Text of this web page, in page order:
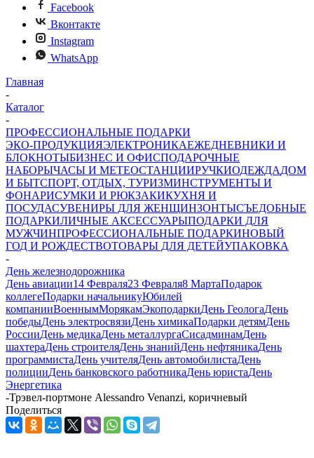
Facebook
Вконтакте
Instagram
WhatsApp
Главная
-
Каталог
-
ПРОФЕССИОНАЛЬНЫЕ ПОДАРКИ
ЭКО-ПРОДУКЦИЯЭЛЕКТРОНИКАЕЖЕДНЕВНИКИ И
БЛОКНОТЫБИЗНЕС И ОФИСПОДАРОЧНЫЕ
НАБОРЫЧАСЫ И МЕТЕОСТАНЦИИРУЧКИОДЕЖДАДОМ
И БЫТСПОРТ, ОТДЫХ, ТУРИЗМИНСТРУМЕНТЫ И
ФОНАРИСУМКИ И РЮКЗАКИКУХНЯ И
ПОСУДАСУВЕНИРЫ ДЛЯ ЖЕНЩИНЗОНТЫСЪЕДОБНЫЕ
ПОДАРКИЛИЧНЫЕ АКСЕССУАРЫПОДАРКИ ДЛЯ
МУЖЧИНПРОФЕССИОНАЛЬНЫЕ ПОДАРКИНОВЫЙ
ГОД И РОЖДЕСТВОТОВАРЫ ДЛЯ ДЕТЕЙУПАКОВКА
-
День железнодорожника
День авиации14 Февраля23 Февраля8 МартаПодарок
коллегеПодарки начальникуЮбилей
компанииВоеннымМорякамЭкоподаркиДень ГеологаДень
победыДень электросвязиДень химикаПодарки детямДень
РоссииДень медикаДень металлургаСисадминамДень
шахтераДень строителяДень знанийДень нефтяникаДень
программистаДень учителяДень автомобилистаДень
полицииДень банковского работникаДень юристаДень
Энергетика
-Трэвел-портмоне Alessandro Venanzi, коричневый
Поделиться